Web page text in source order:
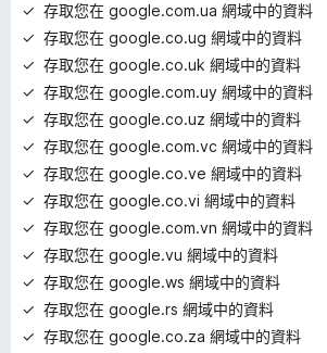
存取您在 google.com.ua 網域中的資料
存取您在 google.co.ug 網域中的資料
存取您在 google.co.uk 網域中的資料
存取您在 google.com.uy 網域中的資料
存取您在 google.co.uz 網域中的資料
存取您在 google.com.vc 網域中的資料
存取您在 google.co.ve 網域中的資料
存取您在 google.co.vi 網域中的資料
存取您在 google.com.vn 網域中的資料
存取您在 google.vu 網域中的資料
存取您在 google.ws 網域中的資料
存取您在 google.rs 網域中的資料
存取您在 google.co.za 網域中的資料